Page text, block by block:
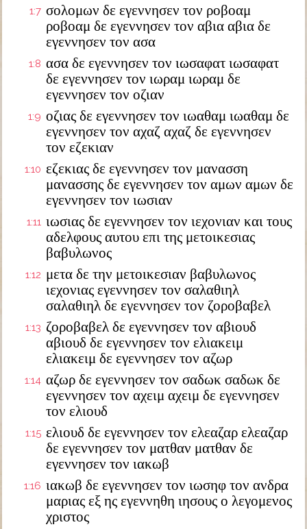
1:7 σολομων δε εγεννησεν τον ροβοαμ
ροβοαμ δε εγεννησεν τον αβια αβια δε
εγεννησεν τον ασα
1:8 ασα δε εγεννησεν τον ιωσαφατ ιωσαφατ
δε εγεννησεν τον ιωραμ ιωραμ δε
εγεννησεν τον οζιαν
1:9 οζιας δε εγεννησεν τον ιωαθαμ ιωαθαμ δε
εγεννησεν τον αχαζ αχαζ δε εγεννησεν
τον εζεκιαν
1:10 εζεκιας δε εγεννησεν τον μανασση
μανασσης δε εγεννησεν τον αμων αμων δε
εγεννησεν τον ιωσιαν
1:11 ιωσιας δε εγεννησεν τον ιεχονιαν και τους
αδελφους αυτου επι της μετοικεσιας
βαβυλωνος
1:12 μετα δε την μετοικεσιαν βαβυλωνος
ιεχονιας εγεννησεν τον σαλαθιηλ
σαλαθιηλ δε εγεννησεν τον ζοροβαβελ
1:13 ζοροβαβελ δε εγεννησεν τον αβιουδ
αβιουδ δε εγεννησεν τον ελιακειμ
ελιακειμ δε εγεννησεν τον αζωρ
1:14 αζωρ δε εγεννησεν τον σαδωκ σαδωκ δε
εγεννησεν τον αχειμ αχειμ δε εγεννησεν
τον ελιουδ
1:15 ελιουδ δε εγεννησεν τον ελεαζαρ ελεαζαρ
δε εγεννησεν τον ματθαν ματθαν δε
εγεννησεν τον ιακωβ
1:16 ιακωβ δε εγεννησεν τον ιωσηφ τον ανδρα
μαριας εξ ης εγεννηθη ιησους ο λεγομενος
χριστος